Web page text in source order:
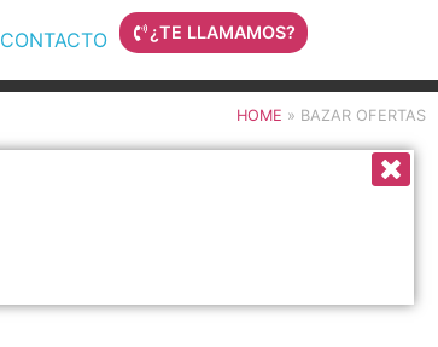
CONTACTO ¿TE LLAMAMOS?
HOME » BAZAR OFERTAS